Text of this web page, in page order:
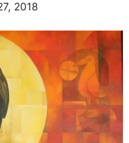
2018